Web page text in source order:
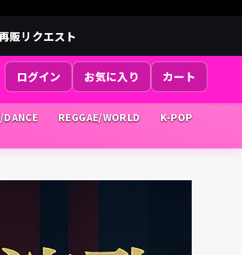
販リクエスト
ログイン お気に入り カート
DANCE REGGAE/WORLD
K-POP